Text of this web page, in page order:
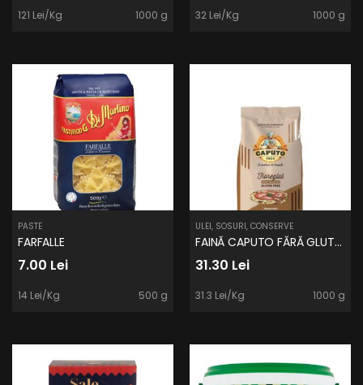
121 Lei/Kg 1000 g 32 Lei/Kg 1000 g
PASTE
FARFALLE
7.00 Lei
14 Lei/Kg 500 g
ULEI, SOSURI, CONSERVE
FAINĂ CAPUTO FĂRĂ GLUTEN 1kg
31.30 Lei
31.3 Lei/Kg 1000 g